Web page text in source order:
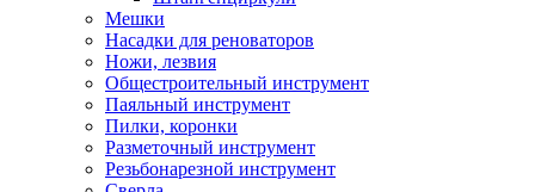
Мешки
Насадки для реноваторов
Ножи, лезвия
Общестроительный инструмент
Паяльный инструмент
Пилки, коронки
Разметочный инструмент
Резьбонарезной инструмент